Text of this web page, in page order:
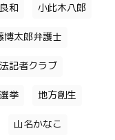
和 小此木八郎
博太郎弁護士
記者クラブ
挙 地方創生
山名かなこ